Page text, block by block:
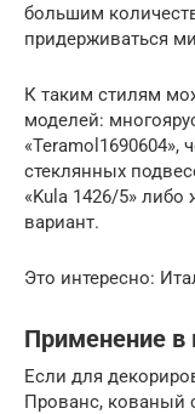
большим
придерживаться
К таким стилям
моделей:
стеклянных
«Kula 1426/5»
вариант.
Это интересно:
Применение в
Если для
Прованс, кованый